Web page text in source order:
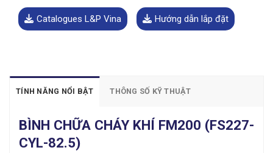
Catalogues L&P Vina Hướng dẫn lắp đặt
TÍNH NĂNG NỔI BẬT THÔNG SỐ KỸ THUẬT
BÌNH CHỮA CHÁY KHÍ FM200 (FS227-
CYL-82.5)